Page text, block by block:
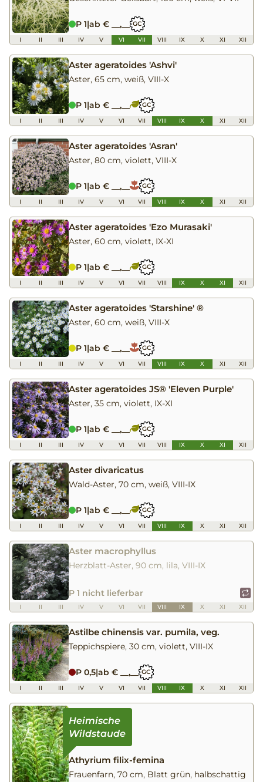
P 1|ab € __,__ GC
I II III IV V VI VII VIII IX X XI XII
Aster ageratoides 'Ashvi'
Aster, 65 cm, weiß, VIII-X
P 1|ab € __,__ GC
I II III IV V VI VII VIII IX X XI XII
Aster ageratoides 'Asran'
Aster, 80 cm, violett, VIII-X
P 1|ab € __,__ GC
I II III IV V VI VII VIII IX X XI XII
Aster ageratoides 'Ezo Murasaki'
Aster, 60 cm, violett, IX-XI
P 1|ab € __,__ GC
I II III IV V VI VII VIII IX X XI XII
Aster ageratoides 'Starshine' ®
Aster, 60 cm, weiß, VIII-X
P 1|ab € __,__ GC
I II III IV V VI VII VIII IX X XI XII
Aster ageratoides JS® 'Eleven Purple'
Aster, 35 cm, violett, IX-XI
P 1|ab € __,__ GC
I II III IV V VI VII VIII IX X XI XII
Aster divaricatus
Wald-Aster, 70 cm, weiß, VIII-IX
P 1|ab € __,__ GC
I II III IV V VI VII VIII IX X XI XII
Aster macrophyllus
Herzblatt-Aster, 90 cm, lila, VIII-IX
P 1 nicht lieferbar
I II III IV V VI VII VIII IX X XI XII
Astilbe chinensis var. pumila, veg.
Teppichspiere, 30 cm, violett, VIII-IX
P 0,5|ab € __,__ GC
I II III IV V VI VII VIII IX X XI XII
Athyrium filix-femina
Frauenfarn, 70 cm, Blatt grün, halbschattig